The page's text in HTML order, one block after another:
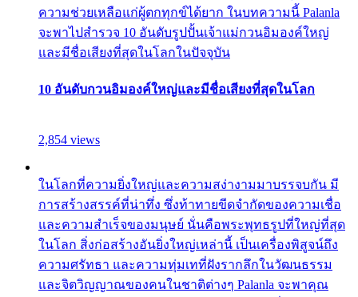
ความช่วยเหลือแก่ผู้ตกทุกข์ได้ยาก ในบทความนี้ Palanla
จะพาไปสำรวจ 10 อันดับรูปปั้นเจ้าแม่กวนอิมองค์ใหญ่
และมีชื่อเสียงที่สุดในโลกในปัจจุบัน
10 อันดับกวนอิมองค์ใหญ่และมีชื่อเสียงที่สุดในโลก
2,854 views
ในโลกที่ความยิ่งใหญ่และความสง่างามมาบรรจบกัน มี
การสร้างสรรค์ที่น่าทึ่ง ซึ่งท้าทายขีดจำกัดของความเชื่อ
และความสำเร็จของมนุษย์ นั่นคือพระพุทธรูปที่ใหญ่ที่สุด
ในโลก สิ่งก่อสร้างอันยิ่งใหญ่เหล่านี้ เป็นเครื่องพิสูจน์ถึง
ความศรัทธา และความทุ่มเทที่ฝังรากลึกในวัฒนธรรม
และจิตวิญญาณของคนในชาติต่างๆ Palanla จะพาคุณ